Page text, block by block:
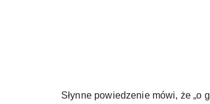
Słynne powiedzenie mówi, że „o